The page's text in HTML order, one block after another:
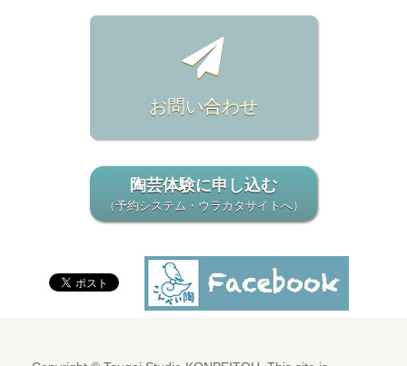
お問い合わせ
陶芸体験に申し込む
（予約システム・ウラカタサイトへ）